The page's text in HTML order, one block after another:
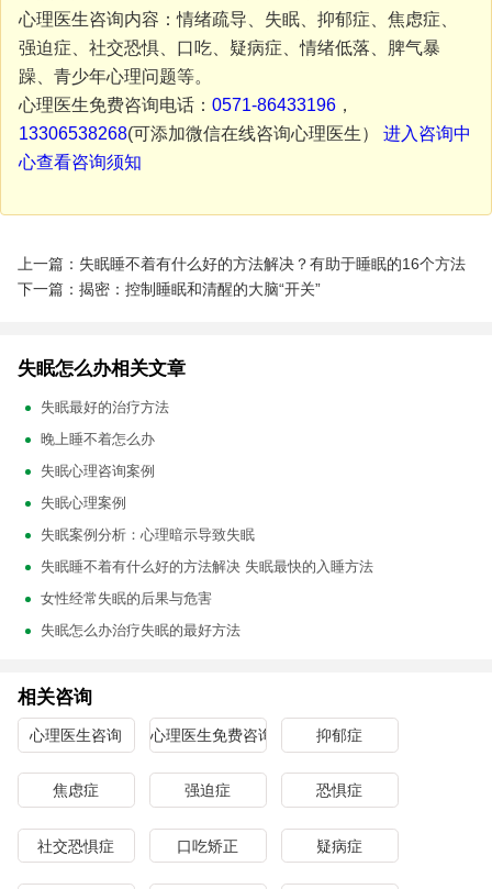
心理医生咨询内容：情绪疏导、失眠、抑郁症、焦虑症、
强迫症、社交恐惧、口吃、疑病症、情绪低落、脾气暴
躁、青少年心理问题等。
心理医生免费咨询电话： 0571-86433196，
13306538268(可添加微信在线咨询心理医生） 进入咨询中
心查看咨询须知
上一篇：失眠睡不着有什么好的方法解决？有助于睡眠的16个方法
下一篇：揭密：控制睡眠和清醒的大脑“开关”
失眠怎么办相关文章
失眠最好的治疗方法
晚上睡不着怎么办
失眠心理咨询案例
失眠心理案例
失眠案例分析：心理暗示导致失眠
失眠睡不着有什么好的方法解决 失眠最快的入睡方法
女性经常失眠的后果与危害
失眠怎么办治疗失眠的最好方法
相关咨询
心理医生咨询 心理医生免费咨询 抑郁症
焦虑症 强迫症 恐惧症
社交恐惧症 口吃矫正 疑病症